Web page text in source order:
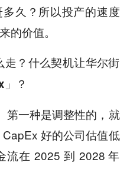
久？所以投产的速度
的价值。
走？什么契机让华尔街
？
第一种是调整性的，就
好的公司估值低
流在 2025 到 2028 年